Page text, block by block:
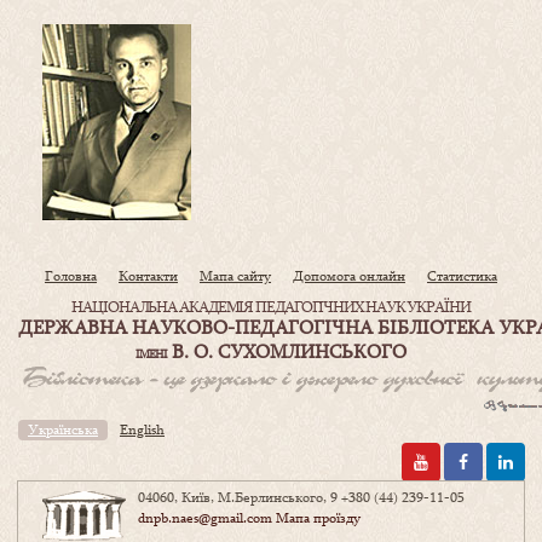
Головна Контакти Мапа сайту Допомога онлайн Статистика
НАЦІОНАЛЬНА АКАДЕМІЯ ПЕДАГОГІЧНИХ НАУК УКРАЇНИ
ДЕРЖАВНА НАУКОВО-ПЕДАГОГІЧНА БІБЛІОТЕКА
ІМЕНІВ. О. СУХОМЛИНСЬКОГО
Українська English
04060, Київ, М.Берлинського, 9+380 (44) 239-11-05
dnpb.naes@gmail.comМапа проїзду